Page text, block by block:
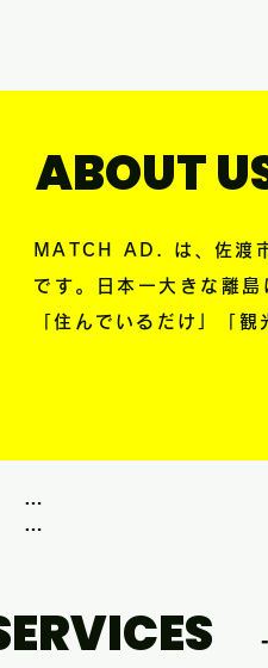
ABOUT
MATCH AD. は、佐渡
です。日本一大きな離
「住んでいるだけ」「
MATCH AD. は、ただ広告
渡の旧市町村や島外の「町